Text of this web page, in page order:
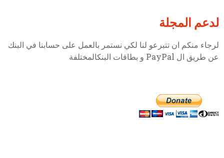
لدعم المجلة
لرجاء منكم ان تتبرعو لنا لكي نستمر بالعمل على حسابنا في البنك
عن طريق ال PayPal و بطاقات البنكالمختلفة